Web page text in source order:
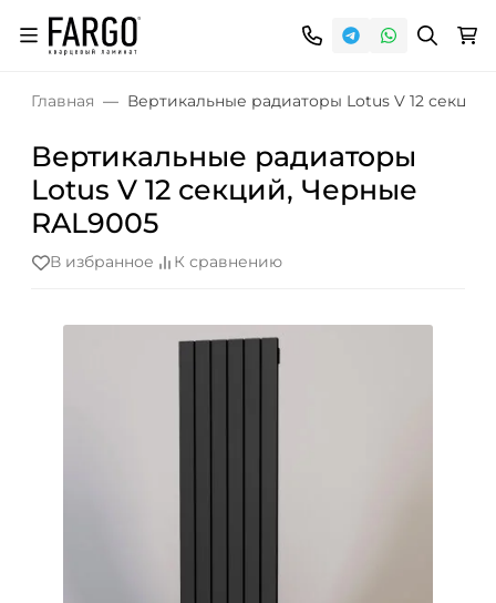
Главная Вертикальные радиаторы Lotus V 12
Вертикальные радиаторы
Lotus V 12 секций, Черные
RAL9005
В избранное К сравнению